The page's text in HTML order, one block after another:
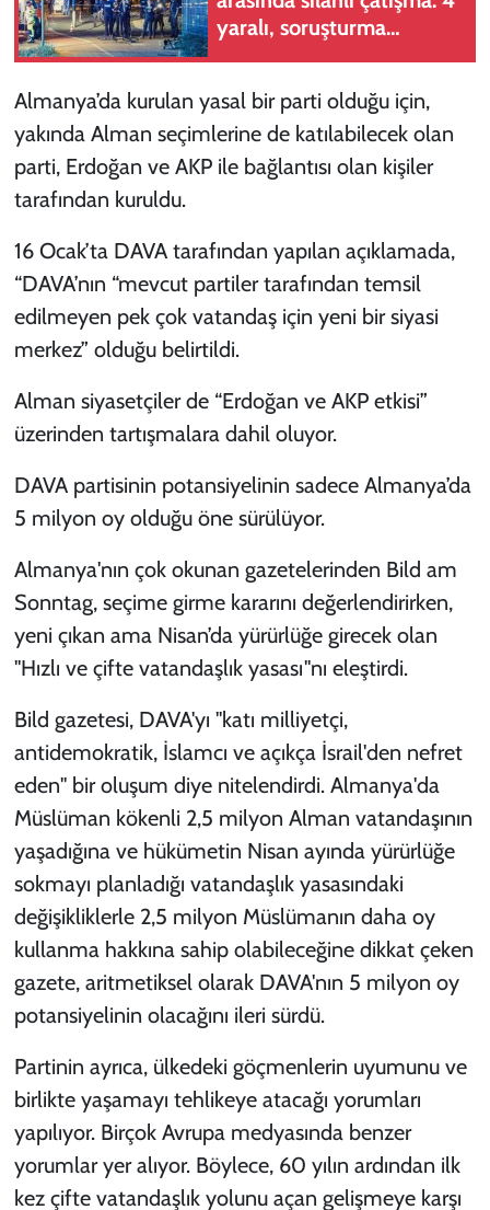
yaralı, soruşturma
Almanya’da kurulan yasal bir parti olduğu için,
yakında Alman seçimlerine de katılabilecek olan
parti, Erdoğan ve AKP ile bağlantısı olan kişiler
tarafından kuruldu.
16 Ocak’ta DAVA tarafından yapılan açıklamada,
“DAVA’nın “mevcut partiler tarafından temsil
edilmeyen pek çok vatandaş için yeni bir siyasi
merkez” olduğu belirtildi.
Alman siyasetçiler de “Erdoğan ve AKP etkisi”
üzerinden tartışmalara dahil oluyor.
DAVA partisinin potansiyelinin sadece Almanya’da
5 milyon oy olduğu öne sürülüyor.
Almanya'nın çok okunan gazetelerinden Bild am
Sonntag, seçime girme kararını değerlendirirken,
yeni çıkan ama Nisan’da yürürlüğe girecek olan
"Hızlı ve çifte vatandaşlık yasası"nı eleştirdi.
Bild gazetesi, DAVA'yı "katı milliyetçi,
antidemokratik, İslamcı ve açıkça İsrail'den nefret
eden" bir oluşum diye nitelendirdi. Almanya'da
Müslüman kökenli 2,5 milyon Alman vatandaşının
yaşadığına ve hükümetin Nisan ayında yürürlüğe
sokmayı planladığı vatandaşlık yasasındaki
değişikliklerle 2,5 milyon Müslümanın daha oy
kullanma hakkına sahip olabileceğine dikkat çeken
gazete, aritmetiksel olarak DAVA'nın 5 milyon oy
potansiyelinin olacağını ileri sürdü.
Partinin ayrıca, ülkedeki göçmenlerin uyumunu ve
birlikte yaşamayı tehlikeye atacağı yorumları
yapılıyor. Birçok Avrupa medyasında benzer
yorumlar yer alıyor. Böylece, 60 yılın ardından ilk
kez çifte vatandaşlık yolunu açan gelişmeye karşı